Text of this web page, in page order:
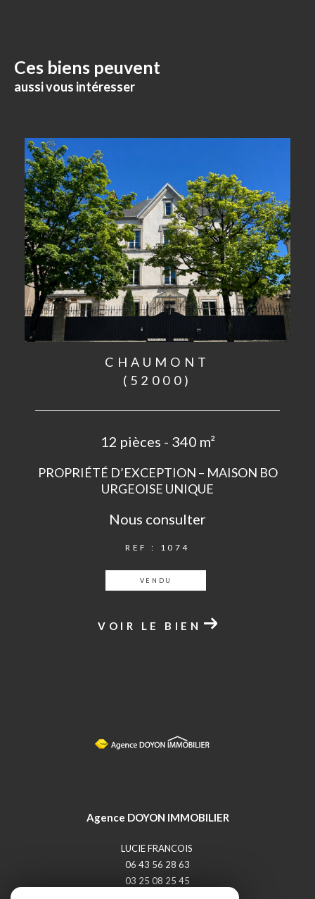
Ces biens peuvent
aussi vous intéresser
CHAUMONT
(52000)
12 pièces - 340 m²
PROPRIÉTÉ D’EXCEPTION – MAISON BO
URGEOISE UNIQUE
Nous consulter
REF : 1074
VENDU
VOIR LE BIEN
Agence DOYON IMMOBILIER
LUCIE FRANCOIS
06 43 56 28 63
03 25 08 25 45